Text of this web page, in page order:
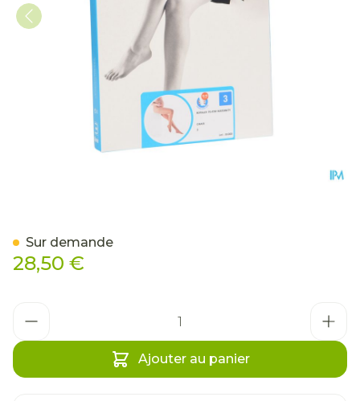
28,50 €
Ajouter au panier
Sur demande